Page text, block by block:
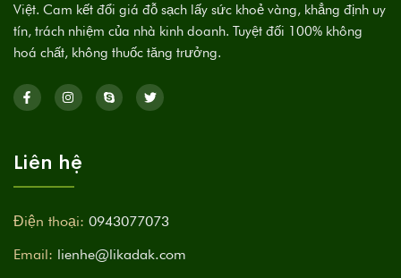
Việt. Cam kết đổi giá đỗ sạch lấy sức khoẻ vàng, khẳng định uy
tín, trách nhiệm của nhà kinh doanh. Tuyệt đối 100% không
hoá chất, không thuốc tăng trưởng.
Liên hệ
Điện thoại: 0943077073
Email: lienhe@likadak.com